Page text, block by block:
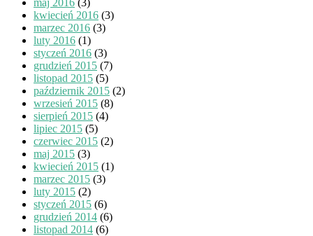
kwiecień 2016 (3)
marzec 2016 (3)
luty 2016 (1)
styczeń 2016 (3)
grudzień 2015 (7)
listopad 2015 (5)
październik 2015 (2)
wrzesień 2015 (8)
sierpień 2015 (4)
lipiec 2015 (5)
czerwiec 2015 (2)
maj 2015 (3)
kwiecień 2015 (1)
marzec 2015 (3)
luty 2015 (2)
styczeń 2015 (6)
grudzień 2014 (6)
listopad 2014 (6)